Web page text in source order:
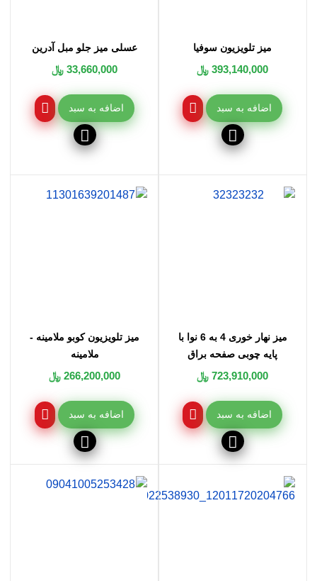
میز تلویزیون سوفیا
393,140,000 ﷼
اضافه به سبد
عسلی میز جلو مبل آدرین
33,660,000 ﷼
اضافه به سبد
میز نهار خوری 4 به 6 نوا با
پایه چوبی صفحه براق
723,910,000 ﷼
اضافه به سبد
میز تلویزیون کوبو ملامینه -
ملامینه
266,200,000 ﷼
اضافه به سبد